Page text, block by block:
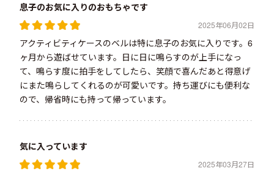
息子のお気に入りのおもちゃです
2025年06月02日
アクティビティケースのベルは特に息子のお気に入りです。6
ヶ月から遊ばせています。日に日に鳴らすのが上手になっ
て、鳴らす度に拍手をしてしたら、笑顔で喜んだあと得意げ
にまた鳴らしてくれるのが可愛いです。持ち運びにも便利な
ので、帰省時にも持って帰っています。
気に入っています
2025年03月27日